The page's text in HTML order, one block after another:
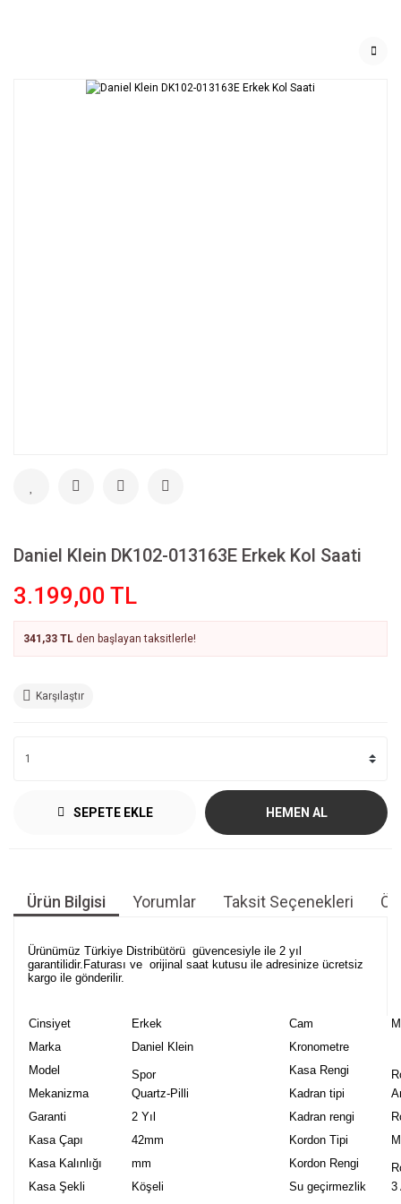
Daniel Klein DK102-013163E Erkek Kol Saati
3.199,00 TL
341,33 TL den başlayan taksitlerle!
Karşılaştır
SEPETE EKLE HEMEN AL
Ürün Bilgisi Yorumlar Taksit Seçenekleri
Ürünümüz Türkiye Distribütörü güvencesiyle ile 2 yıl
garantilidir.Faturası ve orijinal saat kutusu ile adresinize ücretsiz
kargo ile gönderilir.
Cinsiyet Erkek Cam
Marka
Daniel Klein
Kronometre
Model
Spor Kasa Rengi
Mekanizma
Quartz-Pilli Kadran tipi
Garanti
2 Yıl Kadran rengi
Kasa Çapı
42mm Kordon Tipi
Kasa Kalınlığı
mm Kordon Rengi
Kasa Şekli
Köşeli Su geçirmezlik
3